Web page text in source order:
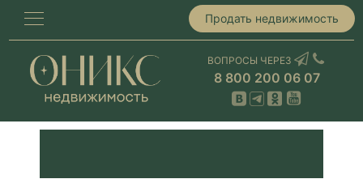
Продать недвижимость
ВОПРОСЫ ЧЕРЕЗ
8 800 200 06 07